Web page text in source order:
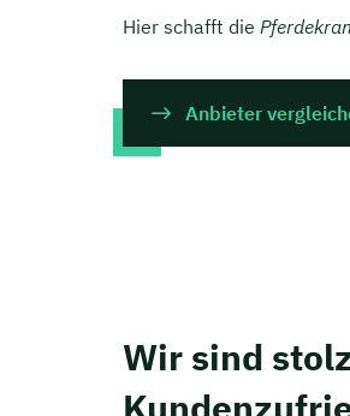
Hier schafft die
Anbieter
Wir sind